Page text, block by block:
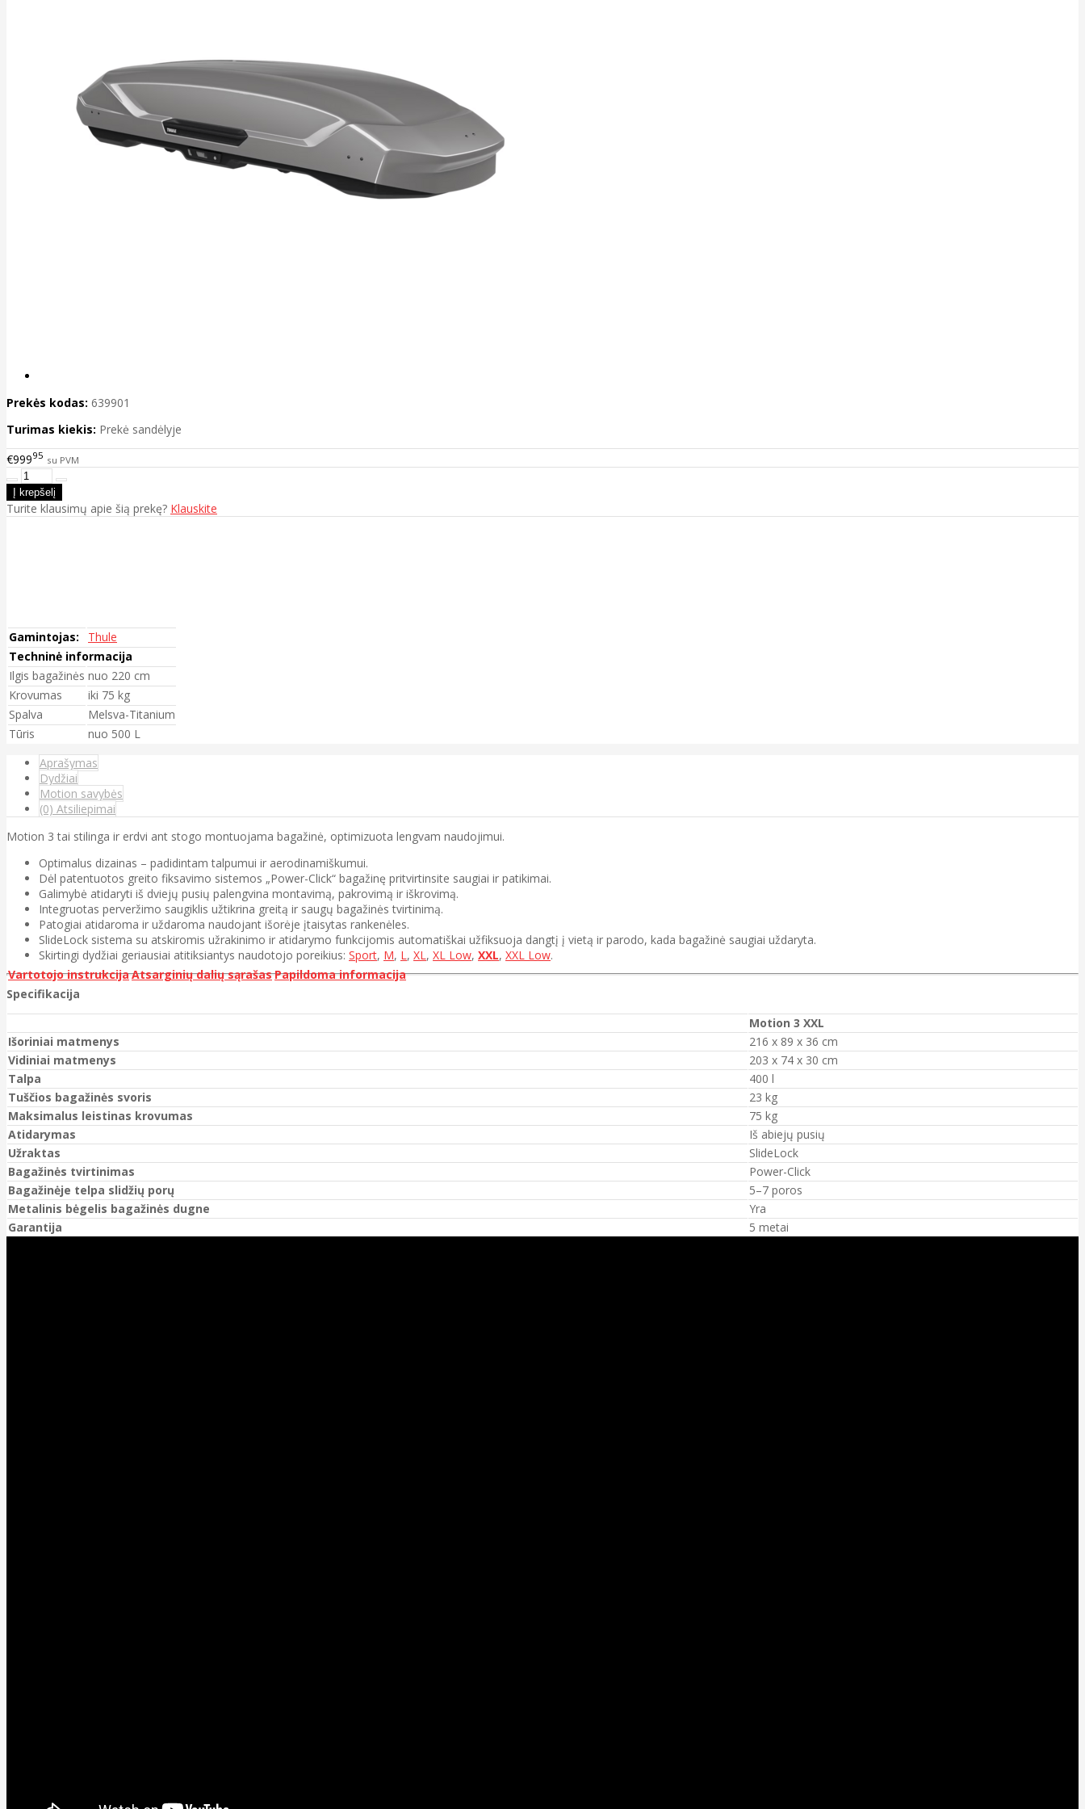
Prekės kodas: 639901
Turimas kiekis: Prekė sandėlyje
€99995 su PVM
Turite klausimų apie šią prekę? Klauskite
Gamintojas:
Thule
Techninė informacija
Ilgis bagažinės nuo 220 cm
Krovumas
iki 75 kg
Spalva
Melsva-Titanium
Tūris
nuo 500 L
Aprašymas
Dydžiai
Motion savybės
(0) Atsiliepimai
Motion 3 tai stilinga ir erdvi ant stogo montuojama bagažinė, optimizuota lengvam naudojimui.
Optimalus dizainas – padidintam talpumui ir aerodinamiškumui.
Dėl patentuotos greito fiksavimo sistemos „Power-Click“ bagažinę pritvirtinsite saugiai ir patikimai.
Galimybė atidaryti iš dviejų pusių palengvina montavimą, pakrovimą ir iškrovimą.
Integruotas perveržimo saugiklis užtikrina greitą ir saugų bagažinės tvirtinimą.
Patogiai atidaroma ir uždaroma naudojant išorėje įtaisytas rankenėles.
SlideLock sistema su atskiromis užrakinimo ir atidarymo funkcijomis automatiškai užfiksuoja dangtį į vietą ir parodo, kada bagažinė saugiai uždaryta.
Skirtingi dydžiai geriausiai atitiksiantys naudotojo poreikius: Sport, M, L, XL, XL Low, XXL, XXL Low.
Vartotojo instrukcijaAtsarginių dalių sąrašasPapildoma informacija
Specifikacija
Motion 3 XXL
Išoriniai matmenys
216 x 89 x 36 cm
Vidiniai matmenys
203 x 74 x 30 cm
Talpa
400 l
Tuščios bagažinės svoris
23 kg
Maksimalus leistinas krovumas
75 kg
Atidarymas
Iš abiejų pusių
Užraktas
SlideLock
Bagažinės tvirtinimas
Power-Click
Bagažinėje telpa slidžių porų
5–7 poros
Metalinis bėgelis bagažinės dugne
Yra
Garantija
5 metai